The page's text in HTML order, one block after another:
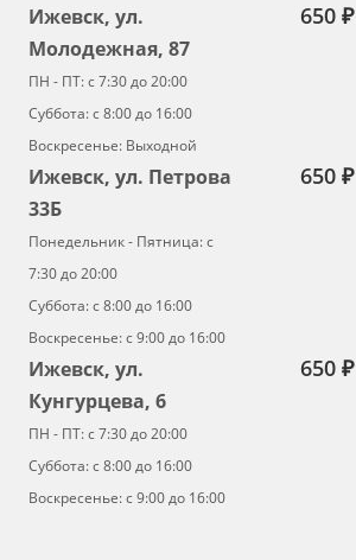
Ижевск, ул.
Молодежная, 87
ПН - ПТ: с 7:30 до 20:00
Суббота: с 8:00 до 16:00
Воскресенье: Выходной
650 ₽
Ижевск, ул. Петрова
33Б
Понедельник - Пятница: с
7:30 до 20:00
Суббота: с 8:00 до 16:00
Воскресенье: с 9:00 до 16:00
650 ₽
Ижевск, ул.
Кунгурцева, 6
ПН - ПТ: с 7:30 до 20:00
Суббота: с 8:00 до 16:00
Воскресенье: с 9:00 до 16:00
650 ₽